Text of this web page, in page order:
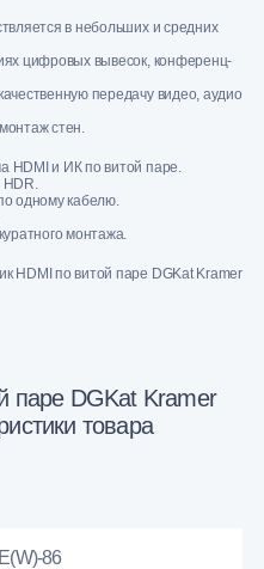
в небольших и средних
цифровых вывесок, конференц-
передачу видео, аудио
стен.
и ИК по витой паре.
одному кабелю.
монтажа.
HDMI по витой паре DGKat Kramer
паре DGKat Kramer
товара
86